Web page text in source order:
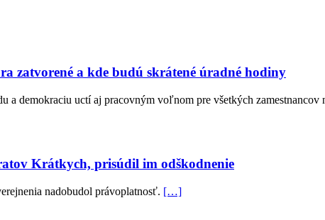
zatvorené a kde budú skrátené úradné hodiny
a demokraciu uctí aj pracovným voľnom pre všetkých zamestnancov
Krátkych, prisúdil im odškodnenie
nadobudol právoplatnosť. […]